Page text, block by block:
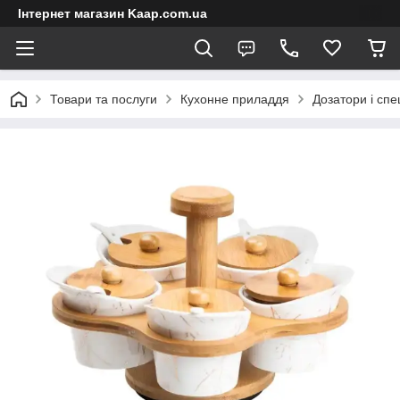
Інтернет магазин Kaap.com.ua
Товари та послуги Кухонне приладдя Дозатори і